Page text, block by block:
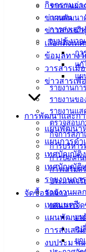
รายงานผ
แผนพัฒนา
การส่งเส
งบประมาณ
กา
แก้
แผ
รายงานกา
รายงานขอ
รายงานแส
ตรวจสอบภ
กิจการสภา
การบริหา
การป้องกัน
การเสริมส
ประมวลจริ
จัดซื้อจัดจ้าง
แผนการจัด
แผ
เป
ยก
กิจกรรมอ่า
ข่าวเด่น
ข่าวสารน่า
เลือกตั้งเท
ข้อมูลทาง
วารสารเมื
ข่าวสารเพื่
การพัฒนาและก
แผนพัฒนา
แผนการดำ
เทศบัญญัติ
เทศบัญญัติเ
รายงานกา
รายงานผล
เทศมนตรี
แผนพัฒนา
การส่งเสริ
งบประมาณ
038-
142-100-104
บริการ
ประชาชน
ดาวน์โหลด
แบบ
ฟอร์ม,
เอกสาร
คู่มือ
สำหรับ
ประชาชน/
คู่มือการ
ปฏิบัติ
งาน
ข่าวสาร
น่ารู้